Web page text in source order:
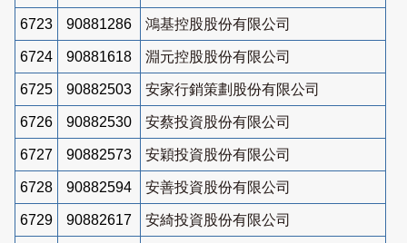
6723 90881286 鴻基控股股份有限公司
6724 90881618 淵元控股股份有限公司
6725 90882503 安家行銷策劃股份有限公司
6726 90882530 安蔡投資股份有限公司
6727 90882573 安穎投資股份有限公司
6728 90882594 安善投資股份有限公司
6729 90882617 安綺投資股份有限公司